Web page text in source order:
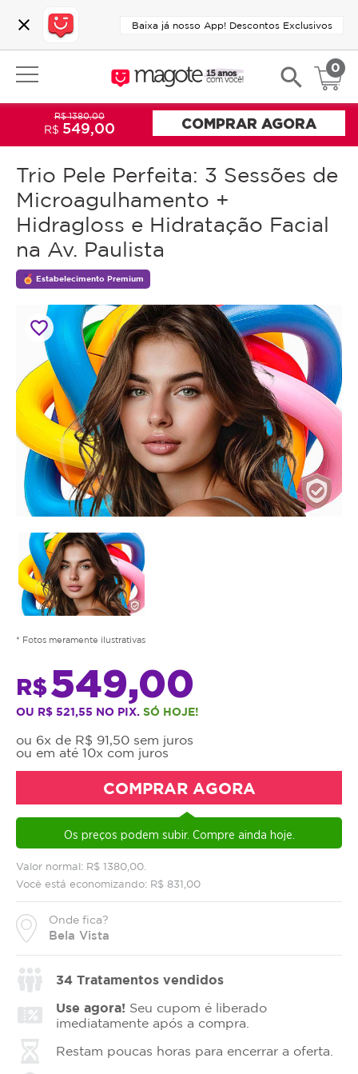
close Baixa já nosso App! Descontos Exclusivos
search 0
Trio Pele Perfeita: 3 Sessões de
Microagulhamento +
Hidragloss e Hidratação Facial
na Av. Paulista
Estabelecimento Premium
favorite_border
* Fotos meramente ilustrativas
Valor normal: R$ 1380,00.
Você está economizando: R$ 831,00
Onde fica?
Bela Vista
R$549,00
OU R$ 521,55 NO PIX. SÓ HOJE!
ou 6x de R$ 91,50 sem juros
ou em até 10x com juros
COMPRAR AGORA
Os preços podem subir. Compre ainda hoje.
R$ 1380,00
R$ 549,00 COMPRAR AGORA
34 Tratamentos vendidos
Use agora! Seu cupom é liberado
imediatamente após a compra.
Restam poucas horas para encerrar a oferta.